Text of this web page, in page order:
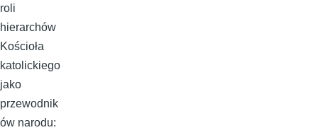
roli
hierarchów
Kościoła
katolickiego
jako
przewodnik
ów narodu: